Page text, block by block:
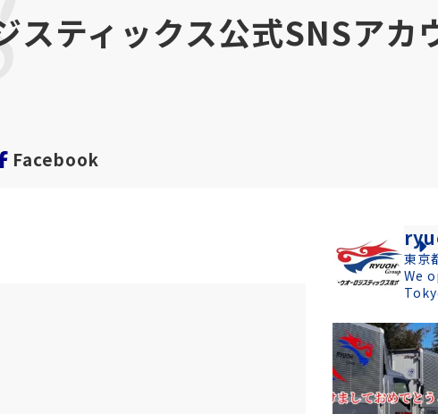
スティックス公式SNSアカ
Facebook
東京
We